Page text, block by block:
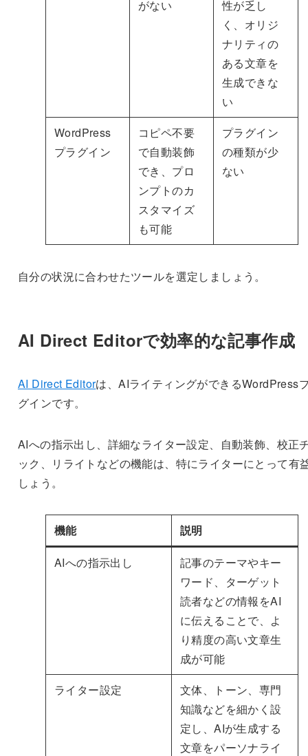
がない
性が乏し
く、オリジ
ナリティの
ある文章を
生成できな
い
WordPress
プラグイン
コピペ不要
で自動装飾
でき、プロ
ンプトのカ
スタマイズ
も可能
プラグイン
の種類が少
ない
自分の状況に合わせたツールを選定しましょう。
AI Direct Editorで効率的な記事作成
AI Direct Editorは、AIライティングができるWordPress
グインです。
AIへの指示出し、詳細なライター設定、自動装飾、校正
ック、リライトなどの機能は、特にライターにとって有
しょう。
機能 説明
AIへの指示出し
記事のテーマやキー
ワード、ターゲット
読者などの情報をAI
に伝えることで、よ
り精度の高い文章生
成が可能
ライター設定
文体、トーン、専門
知識などを細かく設
定し、AIが生成する
文章をパーソナライ